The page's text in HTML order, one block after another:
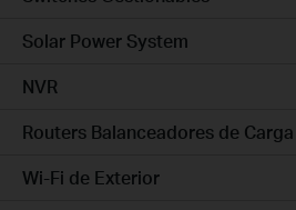
Solar Power System
NVR
Routers Balanceadores de Carga
Wi-Fi de Exterior